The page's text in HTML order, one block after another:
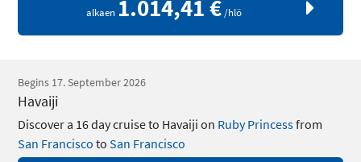
alkaen 1.014,41 € /hlö
Begins 17. September 2026
Havaiji
Discover a 16 day cruise to Havaiji on Ruby Princessfrom
San Francisco toSan Francisco